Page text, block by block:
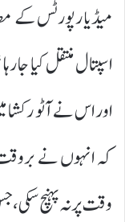
میڈیا رپورٹس کے
اسپتال منتقل کیا جا
اور اس نے آٹو رکشا
کہ انہوں نے
وقت پر نہ پہنچ